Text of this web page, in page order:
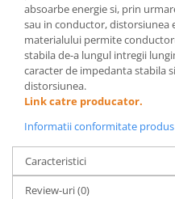
absoarbe energie si, prin
sau in conductor, distorsiunea
materialului permite
stabila de-a lungul intregii
caracter de impedanta stabila
distorsiunea.
Link catre producator.
Informatii conformitate produs
Caracteristici
Review-uri(0)